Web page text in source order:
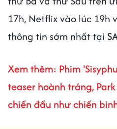
17h, Netflix vào lúc 19h
thông tin sớm nhất tại
Xem thêm: Phim
teaser hoành tráng,
chiến đấu như chiến